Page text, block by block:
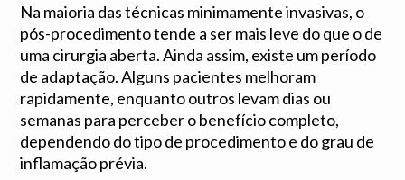
Na maioria das técnicas minimamente invasivas, o
pós-procedimento tende a ser mais leve do que o de
uma cirurgia aberta. Ainda assim, existe um período
de adaptação. Alguns pacientes melhoram
rapidamente, enquanto outros levam dias ou
semanas para perceber o benefício completo,
dependendo do tipo de procedimento e do grau de
inflamação prévia.